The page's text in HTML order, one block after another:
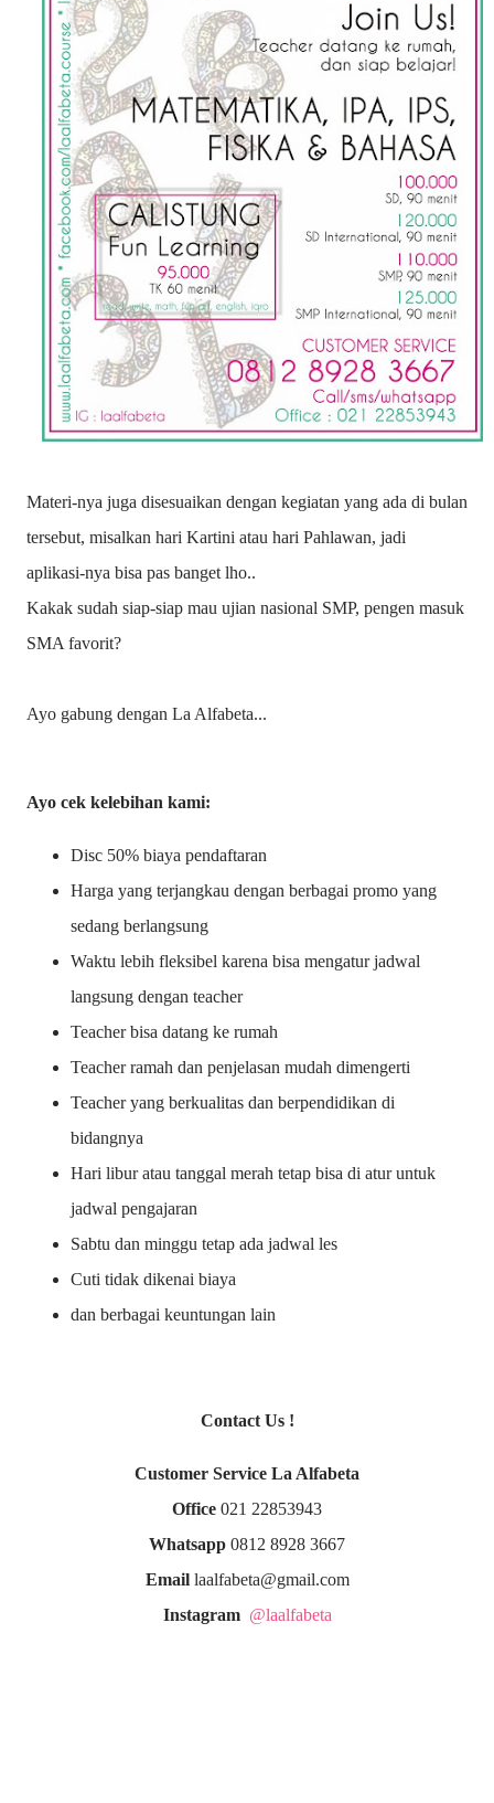
Materi-nya juga disesuaikan dengan kegiatan yang ada di bulan
tersebut, misalkan hari Kartini atau hari Pahlawan, jadi
aplikasi-nya bisa pas banget lho..
Kakak sudah siap-siap mau ujian nasional SMP, pengen masuk
SMA favorit?
Ayo gabung dengan La Alfabeta...
Ayo cek kelebihan kami:
Disc 50% biaya pendaftaran
Harga yang terjangkau dengan berbagai promo yang
sedang berlangsung
Waktu lebih fleksibel karena bisa mengatur jadwal
langsung dengan teacher
Teacher bisa datang ke rumah
Teacher ramah dan penjelasan mudah dimengerti
Teacher yang berkualitas dan berpendidikan di
bidangnya
Hari libur atau tanggal merah tetap bisa di atur untuk
jadwal pengajaran
Sabtu dan minggu tetap ada jadwal les
Cuti tidak dikenai biaya
dan berbagai keuntungan lain
Contact Us !
Customer Service La Alfabeta
Office 021 22853943
Whatsapp 0812 8928 3667
Emaillaalfabeta@gmail.com
Instagram @laalfabeta